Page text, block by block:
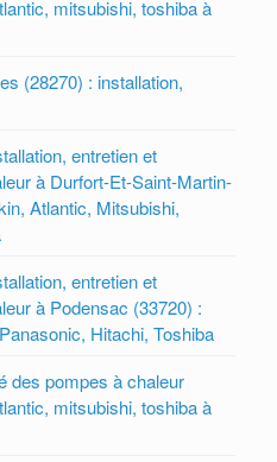
mitsubishi, toshiba à
(28270) : installation,
entretien et
à Durfort-Et-Saint-Martin-
Atlantic, Mitsubishi,
entretien et
à Podensac (33720) :
Hitachi, Toshiba
des pompes à chaleur
mitsubishi, toshiba à